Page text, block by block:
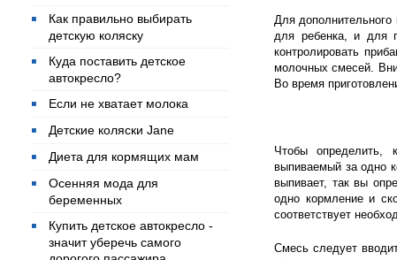
Как правильно выбирать
детскую коляску
Куда поставить детское
автокресло?
Если не хватает молока
Детские коляски Jane
Диета для кормящих мам
Осенняя мода для
беременных
Купить детское автокресло -
значит уберечь самого
Для
для ребенка, и для
контролировать
молочных смесей.
Во время
Чтобы определить,
выпиваемый за одно
выпивает, так вы
одно кормление и
соответствует
Смесь следует